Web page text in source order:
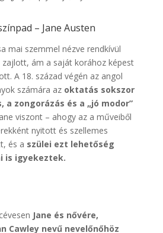
– Jane Austen
mai szemmel nézve rendkívül
ám a saját korához képest
A 18. század végén az angol
számára az oktatás sokszor
a zongorázás és a „jó modor”
viszont – ahogy az a műveiből
nyitott és szellemes
és a szülei ezt lehetőség
is igyekeztek.
Jane és nővére,
Cawley nevű nevelőnőhöz